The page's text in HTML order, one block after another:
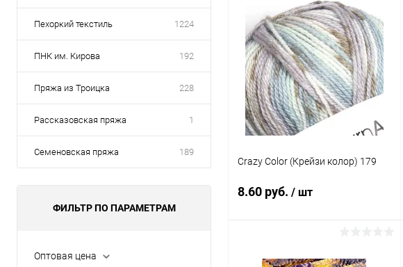
Пехоркий текстиль 1224
ПНК им. Кирова 192
Пряжа из Троицка 228
Рассказовская пряжа 1
Семеновская пряжа 189
ФИЛЬТР ПО ПАРАМЕТРАМ
Оптовая цена
Запросить цену
Купить в 1 клик Сравнение
В избранное Под заказ
Crazy Color (Крейзи колор) 179
8.60 руб. / шт